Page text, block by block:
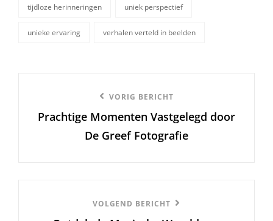
tijdloze herinneringen uniek perspectief
unieke ervaring verhalen verteld in beelden
bericht
VORIG BERICHT
Prachtige Momenten Vastgelegd door
De Greef Fotografie
VOLGEND BERICHT